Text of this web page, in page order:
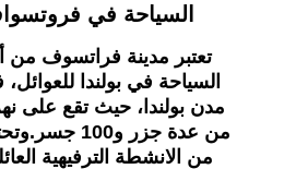
السياحة في
تعتبر مدينة فراتسوف
السياحة في بولندا
مدن بولندا، حيث تقع على
من عدة جزر
من الانشطة الترفيهية